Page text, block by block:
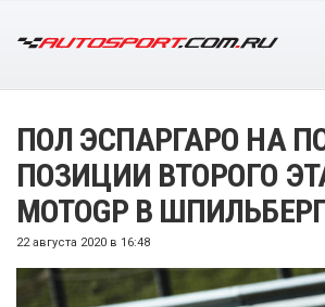
ПОЛ ЭСПАРГАРО НА
ПОЗИЦИИ ВТОРОГО
MOTOGP В
22 августа 2020 в 16:48